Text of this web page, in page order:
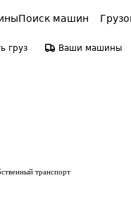
Поиск машин
груз Ваши машины
транспорт